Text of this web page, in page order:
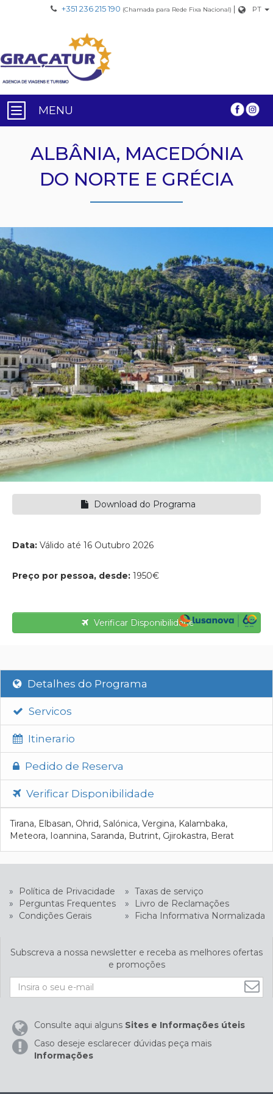
+351 236 215 190 (Chamada para Rede Fixa Nacional) | PT
MENU
ALBÂNIA, MACEDÓNIA
DO NORTE E GRÉCIA
Download do Programa
Data: Válido até 16 Outubro 2026
Preço por pessoa, desde: 1950€
Verificar Disponibilidade
Detalhes do Programa
Servicos
Itinerario
Pedido de Reserva
Verificar Disponibilidade
Tirana, Elbasan, Ohrid, Salónica, Vergina, Kalambaka,
Meteora, Ioannina, Saranda, Butrint, Gjirokastra, Berat
» Política de Privacidade » Taxas de serviço
»
Perguntas Frequentes »
Livro de Reclamações
»
Condições Gerais » Ficha Informativa Normalizada
Subscreva a nossa newsletter e receba as melhores ofertas
e promoções
Consulte aqui alguns Sites e Informações úteis
Caso deseje esclarecer dúvidas peça mais
Informações